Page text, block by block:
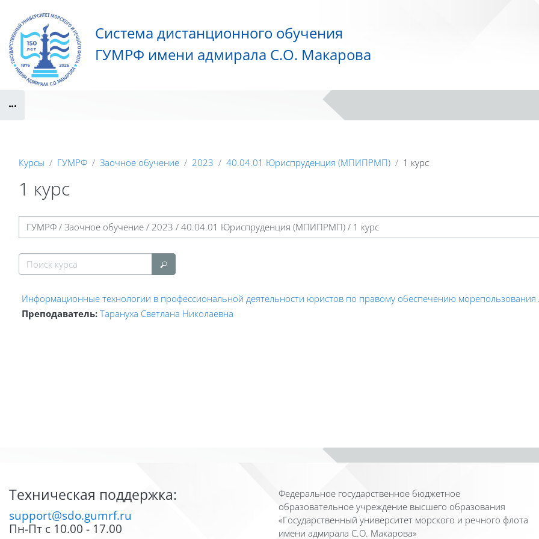
Система дистанционного обучения
ГУМРФ имени адмирала С.О. Макарова
Курсы ГУМРФ Заочное обучение 2023 40.04.01 Юриспруденция (МПИПРМП) 1 курс
1 курс
Блоки
Категории курсов
Поиск курса
Поиск курса
Информационные технологии в профессиональной деятельности юристов по правому обеспечению
Преподаватель: Тарануха Светлана Николаевна
Техническая поддержка:
support@sdo.gumrf.ru
Пн-Пт с 10.00 - 17.00
Федеральное государственное бюджетное
образовательное учреждение высшего образования
«Государственный университет морского и речного флота
имени адмирала С.О. Макарова»